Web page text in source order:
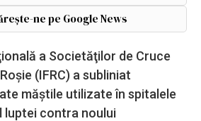
ne pe Google News
a Societăţilor de Cruce
(IFRC) a subliniat
măştile utilizate în spitalele
luptei contra noului